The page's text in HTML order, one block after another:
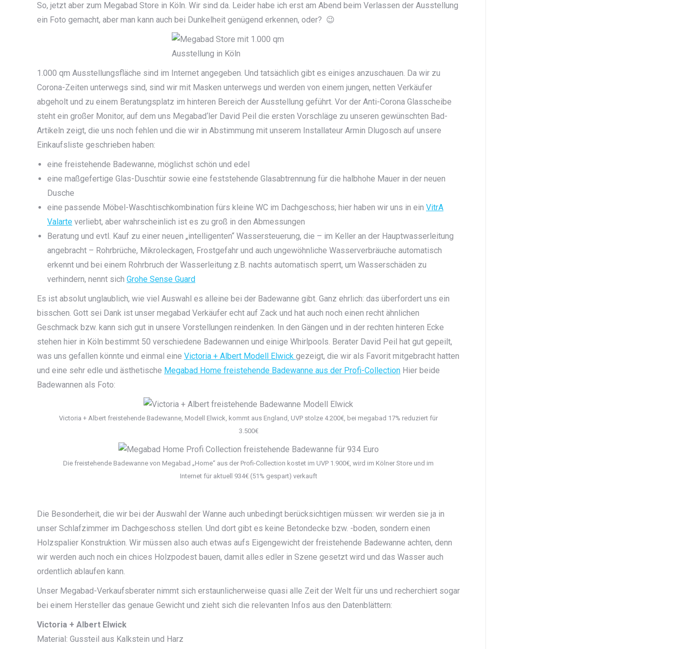
So, jetzt aber zum Megabad Store in Köln. Wir sind da. Leider habe ich erst am Abend beim Verlassen der Ausstellung
ein Foto gemacht, aber man kann auch bei Dunkelheit genügend erkennen, oder? 😉
1.000 qm Ausstellungsfläche sind im Internet angegeben. Und tatsächlich gibt es einiges anzuschauen. Da wir zu
Corona-Zeiten unterwegs sind, sind wir mit Masken unterwegs und werden von einem jungen, netten Verkäufer
abgeholt und zu einem Beratungsplatz im hinteren Bereich der Ausstellung geführt. Vor der Anti-Corona Glasscheibe
steht ein großer Monitor, auf dem uns Megabad‘ler David Peil die ersten Vorschläge zu unseren gewünschten Bad-
Artikeln zeigt, die uns noch fehlen und die wir in Abstimmung mit unserem Installateur Armin Dlugosch auf unsere
Einkaufsliste geschrieben haben:
eine freistehende Badewanne, möglichst schön und edel
eine maßgefertige Glas-Duschtür sowie eine feststehende Glasabtrennung für die halbhohe Mauer in der neuen
Dusche
eine passende Möbel-Waschtischkombination fürs kleine WC im Dachgeschoss; hier haben wir uns in ein VitrA
Valarte verliebt, aber wahrscheinlich ist es zu groß in den Abmessungen
Beratung und evtl. Kauf zu einer neuen „intelligenten“ Wassersteuerung, die – im Keller an der Hauptwasserleitung
angebracht – Rohrbrüche, Mikroleckagen, Frostgefahr und auch ungewöhnliche Wasserverbräuche automatisch
erkennt und bei einem Rohrbruch der Wasserleitung z.B. nachts automatisch sperrt, um Wasserschäden zu
verhindern, nennt sich Grohe Sense Guard
Es ist absolut unglaublich, wie viel Auswahl es alleine bei der Badewanne gibt. Ganz ehrlich: das überfordert uns ein
bisschen. Gott sei Dank ist unser megabad Verkäufer echt auf Zack und hat auch noch einen recht ähnlichen
Geschmack bzw. kann sich gut in unsere Vorstellungen reindenken. In den Gängen und in der rechten hinteren Ecke
stehen hier in Köln bestimmt 50 verschiedene Badewannen und einige Whirlpools. Berater David Peil hat gut gepeilt,
was uns gefallen könnte und einmal eine Victoria + Albert Modell Elwick gezeigt, die wir als Favorit mitgebracht hatten
und eine sehr edle und ästhetische Megabad Home freistehende Badewanne aus der Profi-Collection Hier beide
Badewannen als Foto:
Victoria + Albert freistehende Badewanne, Modell Elwick, kommt aus England, UVP stolze 4.200€, bei megabad 17% reduziert für
3.500€
Die freistehende Badewanne von Megabad „Home“ aus der Profi-Collection kostet im UVP 1.900€, wird im Kölner Store und im
Internet für aktuell 934€ (51% gespart) verkauft
Die Besonderheit, die wir bei der Auswahl der Wanne auch unbedingt berücksichtigen müssen: wir werden sie ja in
unser Schlafzimmer im Dachgeschoss stellen. Und dort gibt es keine Betondecke bzw. -boden, sondern einen
Holzspalier Konstruktion. Wir müssen also auch etwas aufs Eigengewicht der freistehende Badewanne achten, denn
wir werden auch noch ein chices Holzpodest bauen, damit alles edler in Szene gesetzt wird und das Wasser auch
ordentlich ablaufen kann.
Unser Megabad-Verkaufsberater nimmt sich erstaunlicherweise quasi alle Zeit der Welt für uns und recherchiert sogar
bei einem Hersteller das genaue Gewicht und zieht sich die relevanten Infos aus den Datenblättern:
Victoria + Albert Elwick
Material: Gussteil aus Kalkstein und Harz